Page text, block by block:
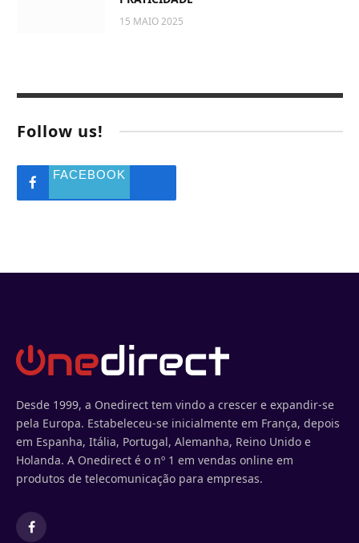
15 MAIO 2025
Follow us!
FACEBOOK
Desde 1999, a Onedirect tem vindo a crescer e expandir-se
pela Europa. Estabeleceu-se inicialmente em França, depois
em Espanha, Itália, Portugal, Alemanha, Reino Unido e
Holanda. A Onedirect é o nº 1 em vendas online em
produtos de telecomunicação para empresas.
Facebook